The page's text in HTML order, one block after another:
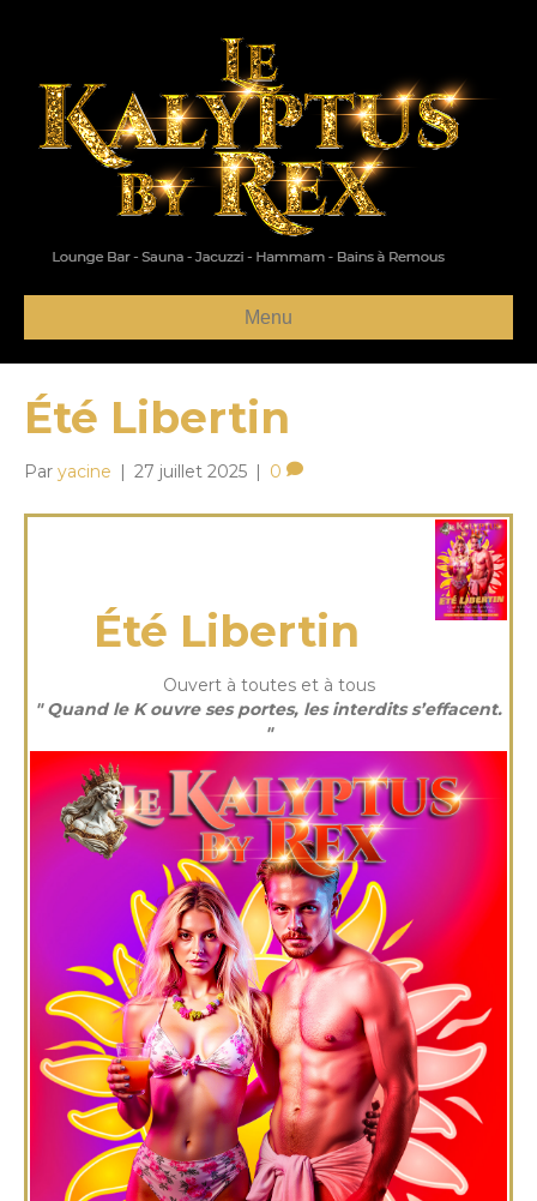
Menu
Été Libertin
Par yacine | 27 juillet 2025 | 0
Été Libertin
Ouvert à toutes et à tous
" Quand le K ouvre ses portes, les interdits s’effacent.
"